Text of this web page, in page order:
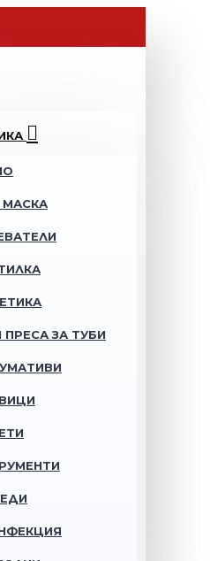
МАСКА
ЗА ТУБИ